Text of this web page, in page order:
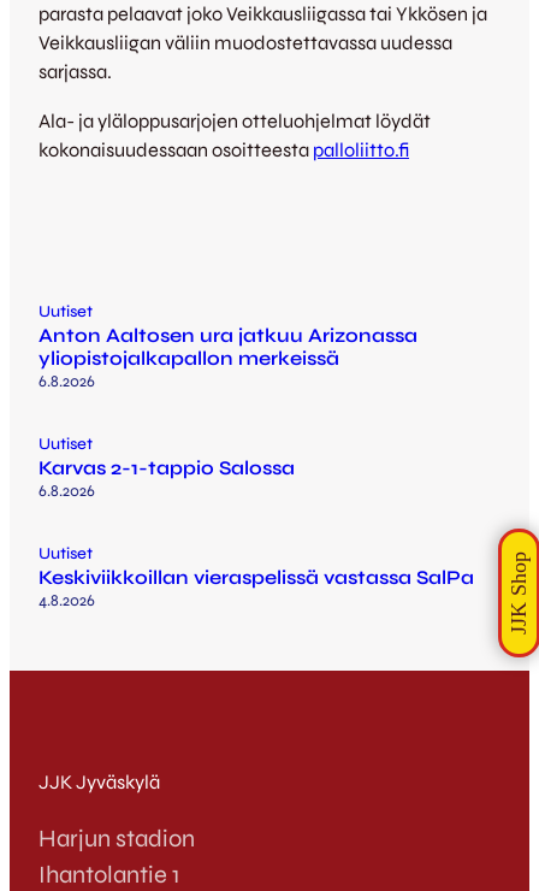
parasta pelaavat joko Veikkausliigassa tai Ykkösen ja
Veikkausliigan väliin muodostettavassa uudessa
sarjassa.
Ala- ja yläloppusarjojen otteluohjelmat löydät
kokonaisuudessaan osoitteesta palloliitto.fi
Uutiset
Anton Aaltosen ura jatkuu Arizonassa
yliopistojalkapallon merkeissä
6.8.2026
Uutiset
Karvas 2-1-tappio Salossa
6.8.2026
Uutiset
Keskiviikkoillan vieraspelissä vastassa SalPa
4.8.2026
JJK Jyväskylä
Harjun stadion
Ihantolantie 1